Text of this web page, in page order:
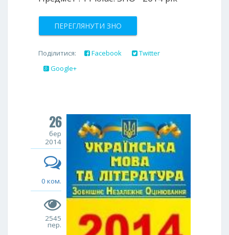
ПЕРЕГЛЯНУТИ ЗНО
Поділитися: Facebook
Twitter
Google+
26
бер
2014
0 ком.
2545
пер.